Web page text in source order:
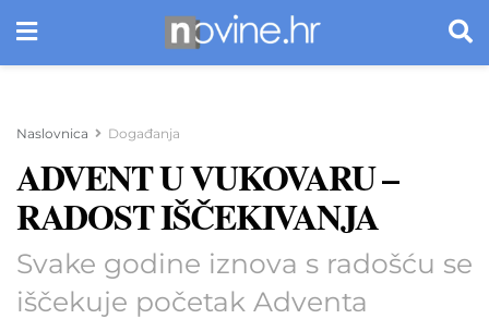
Naslovnica Događanja
ADVENT U VUKOVARU –
RADOST IŠČEKIVANJA
Svake godine iznova s radošću se
iščekuje početak Adventa